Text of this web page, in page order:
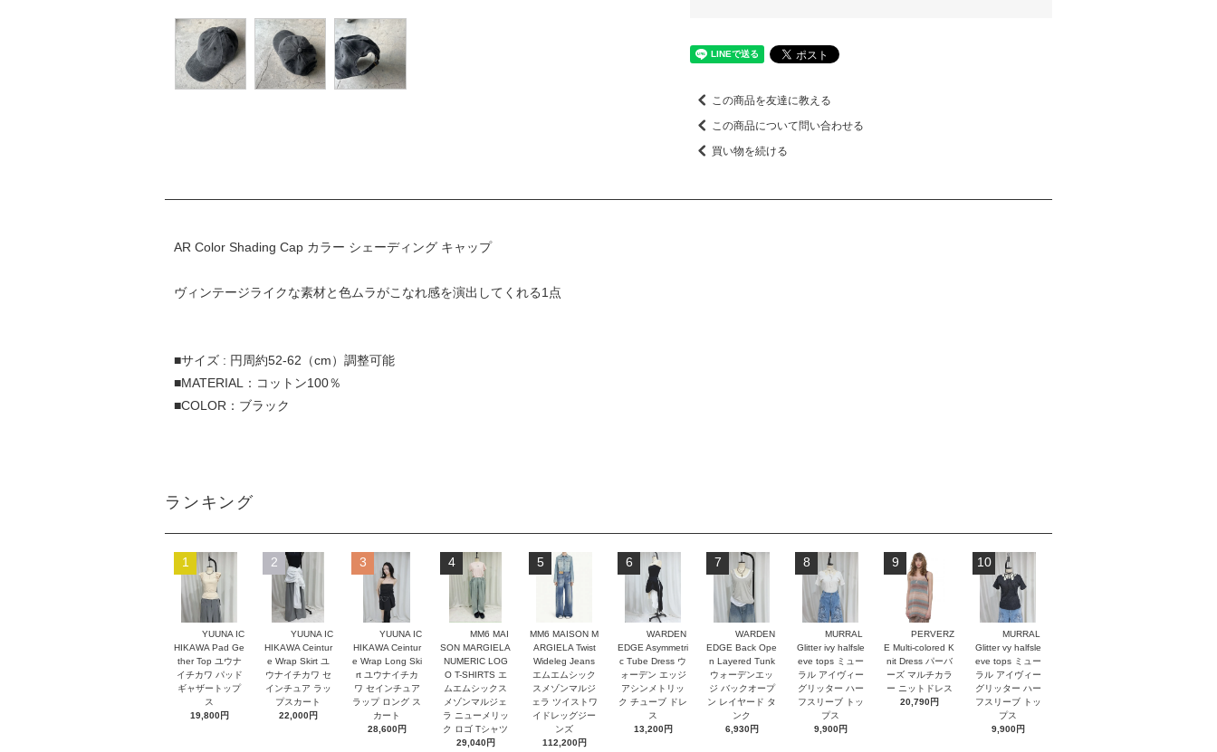
この商品を友達に教える
この商品について問い合わせる
買い物を続ける
AR Color Shading Cap カラー シェーディング キャップ
ヴィンテージライクな素材と色ムラがこなれ感を演出してくれる1点
■サイズ : 円周約52-62（cm）調整可能
■MATERIAL：コットン100％
■COLOR：ブラック
ランキング
1
YUUNA IC
HIKAWA Pad Ge
ther Top ユウナ
イチカワ パッド
ギャザートップ
ス
19,800円
2
YUUNA IC
HIKAWA Ceintur
e Wrap Skirt ユ
ウナイチカワ セ
インチュア ラッ
プスカート
22,000円
3
YUUNA IC
HIKAWA Ceintur
e Wrap Long Ski
rt ユウナイチカ
ワ セインチュア
ラップ ロング ス
カート
28,600円
4
MM6 MAI
SON MARGIELA
NUMERIC LOG
O T-SHIRTS エ
ムエムシックス
メゾンマルジェ
ラ ニューメリッ
ク ロゴ Tシャツ
29,040円
5
MM6 MAISON M
ARGIELA Twist
Wideleg Jeans
エムエムシック
スメゾンマルジ
ェラ ツイストワ
イドレッグジー
ンズ
112,200円
6
WARDEN
EDGE Asymmetri
c Tube Dress ウ
ォーデン エッジ
アシンメトリッ
ク チューブ ドレ
ス
13,200円
7
WARDEN
EDGE Back Ope
n Layered Tunk
ウォーデンエッ
ジ バックオープ
ン レイヤード タ
ンク
6,930円
8
MURRAL
Glitter ivy halfsle
eve tops ミュー
ラル アイヴィー
グリッター ハー
フスリーブ トッ
プス
9,900円
9
PERVERZ
E Multi-colored K
nit Dress パーバ
ーズ マルチカラ
ー ニットドレス
20,790円
10
MURRAL
Glitter vy halfsle
eve tops ミュー
ラル アイヴィー
グリッター ハー
フスリーブ トッ
プス
9,900円